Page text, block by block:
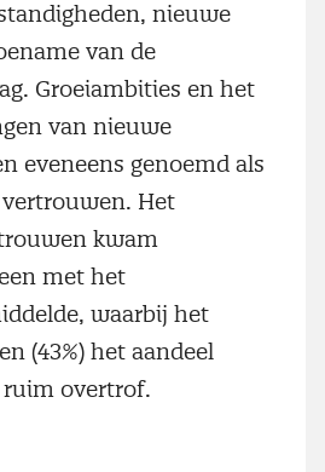
nieuwe
van de
Groeiambities en het
van nieuwe
eveneens genoemd als
Het
kwam
met het
waarbij het
(43%) het aandeel
ruim overtrof.